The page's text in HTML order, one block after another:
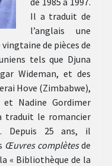
Il a traduit de
l’anglais une
de pièces de
tels que Djuna
Wideman, et des
Hove (Zimbabwe),
Nadine Gordimer
traduit le romancier
Depuis 25 ans, il
Œuvres complètesde
« Bibliothèque de la